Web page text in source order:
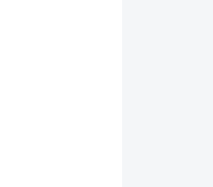
，较大的昼夜温
备均应放置在水
应采用防水帆布
或存放于室
时可以卸下振动
动电机螺栓即是
步对外露螺纹涂